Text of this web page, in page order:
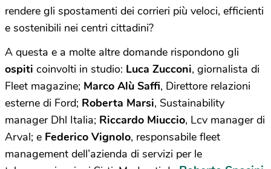
rendere gli spostamenti dei corrieri più veloci, efficienti
e sostenibili nei centri cittadini?
A questa e a molte altre domande rispondono gli
ospiti coinvolti in studio: Luca Zucconi, giornalista di
Fleet magazine; Marco Alù Saffi, Direttore relazioni
esterne di Ford; Roberta Marsi, Sustainability
manager Dhl Italia; Riccardo Miuccio, Lcv manager di
Arval; e Federico Vignolo, responsabile fleet
management dell’azienda di servizi per le